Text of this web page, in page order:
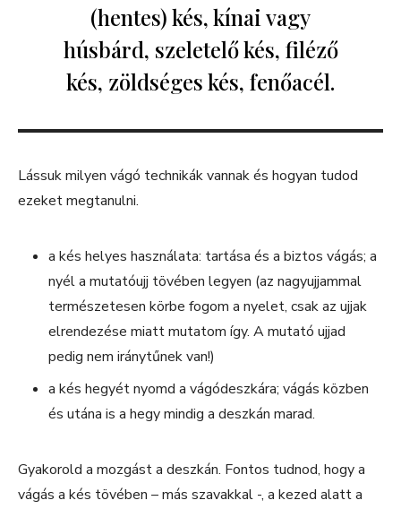
(hentes) kés, kínai vagy
húsbárd, szeletelő kés, filéző
kés, zöldséges kés, fenőacél.
Lássuk milyen vágó technikák vannak és hogyan tudod
ezeket megtanulni.
a kés helyes használata: tartása és a biztos vágás; a
nyél a mutatóujj tövében legyen (az nagyujjammal
természetesen körbe fogom a nyelet, csak az ujjak
elrendezése miatt mutatom így. A mutató ujjad
pedig nem iránytűnek van!)
a kés hegyét nyomd a vágódeszkára; vágás közben
és utána is a hegy mindig a deszkán marad.
Gyakorold a mozgást a deszkán. Fontos tudnod, hogy a
vágás a kés tövében – más szavakkal -, a kezed alatt a